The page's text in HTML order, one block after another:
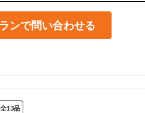
ンで問い合わせる
全13品